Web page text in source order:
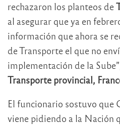
rechazaron los planteos de
al asegurar que ya en
información que ahora se
de Transporte el que no
implementación de la
Transporte provincial,
El funcionario sostuvo que
viene pidiendo a la Nación